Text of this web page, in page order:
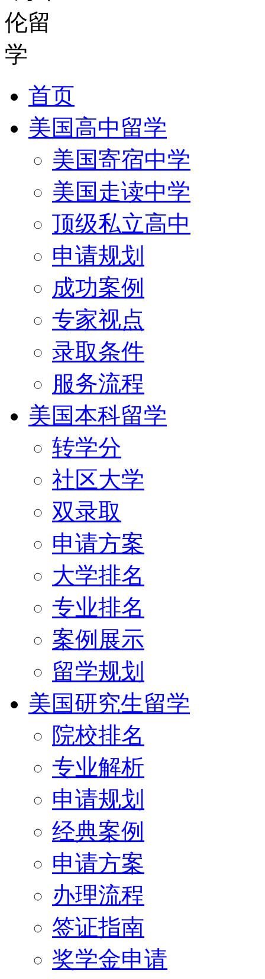
首页
美国高中留学
美国寄宿中学
美国走读中学
顶级私立高中
申请规划
成功案例
专家视点
录取条件
服务流程
美国本科留学
转学分
社区大学
双录取
申请方案
大学排名
专业排名
案例展示
留学规划
美国研究生留学
院校排名
专业解析
申请规划
经典案例
申请方案
办理流程
签证指南
奖学金申请